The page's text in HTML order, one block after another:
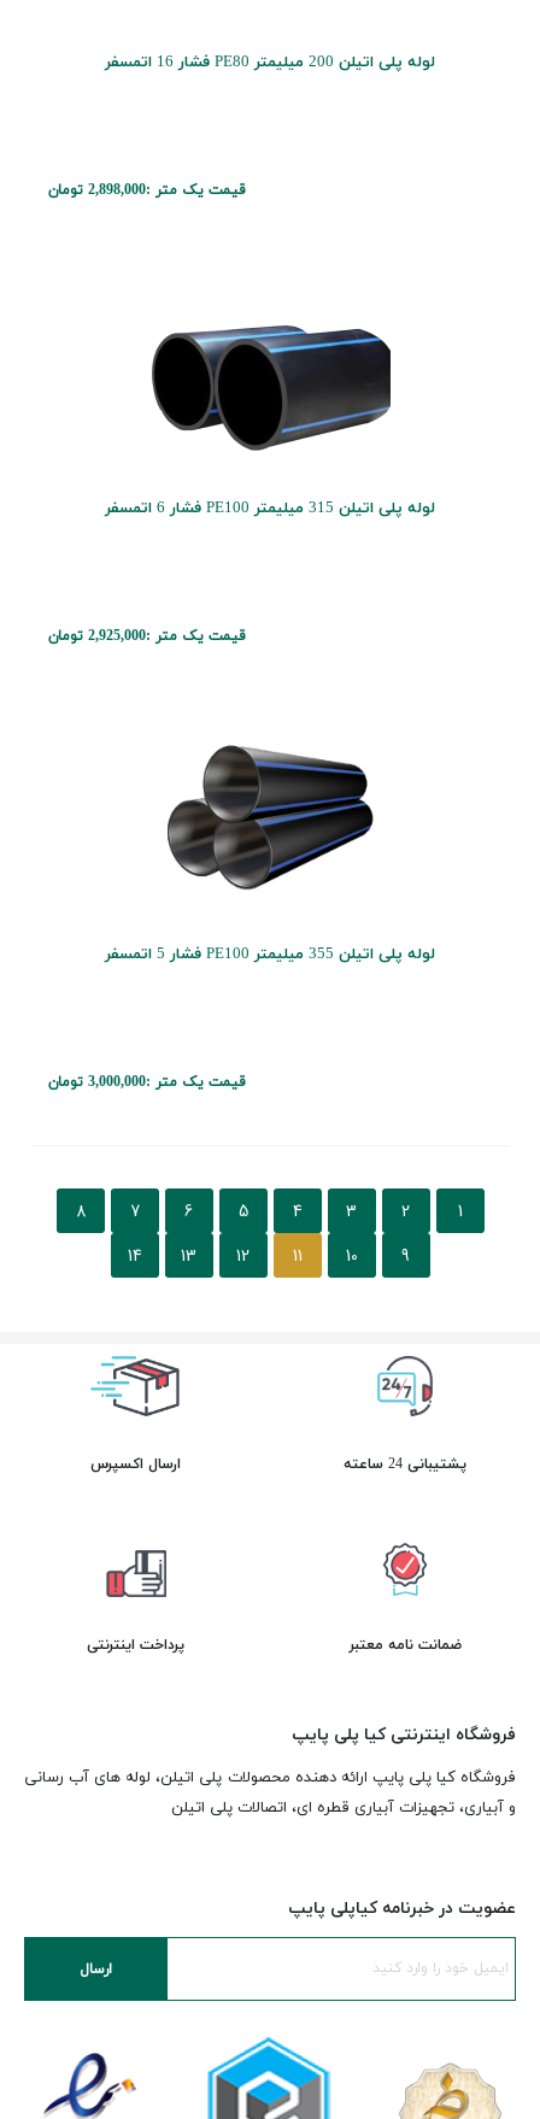
لوله پلی اتیلن 200 میلیمتر PE80 فشار 16 اتمسفر
قیمت یک متر :2,898,000 تومان
لوله پلی اتیلن 315 میلیمتر PE100 فشار 6 اتمسفر
قیمت یک متر :2,925,000 تومان
لوله پلی اتیلن 355 میلیمتر PE100 فشار 5 اتمسفر
قیمت یک متر :3,000,000 تومان
1
2
3
4
5
6
7
8
9
10
11
12
13
14
پشتیبانی 24 ساعته ارسال اکسپرس
ضمانت نامه معتبر پرداخت اینترنتی
فروشگاه اینترنتی کیا پلی پایپ
فروشگاه کیا پلی پایپ ارائه دهنده محصولات پلی اتیلن، لوله های آب رسانی
و آبیاری، تجهیزات آبیاری قطره ای، اتصالات پلی اتیلن
عضویت در خبرنامه کیاپلی پایپ